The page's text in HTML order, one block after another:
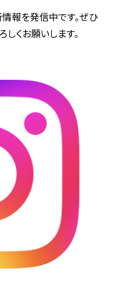
報を発信中です。ぜひ
しくお願いします。